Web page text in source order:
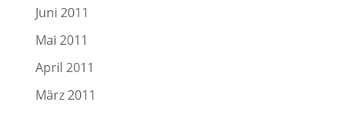
Juni 2011
Mai 2011
April 2011
März 2011